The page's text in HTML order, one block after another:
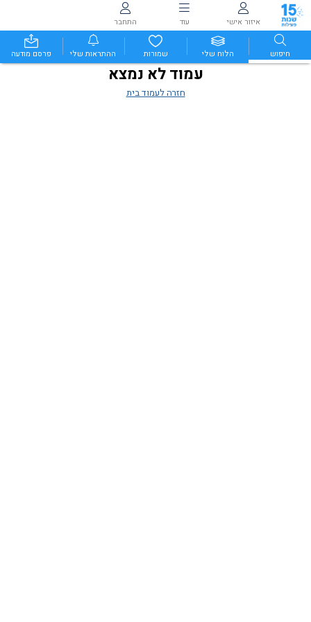
איזור אישי עוד התחבר
חיפוש הלוח שלי שמורות ההתראות שלי פרסם מודעה
עמוד לא נמצא
חזרה לעמוד בית